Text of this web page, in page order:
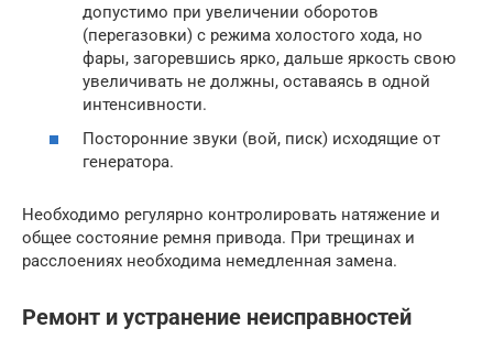
допустимо при увеличении оборотов
(перегазовки) с режима холостого хода, но
фары, загоревшись ярко, дальше яркость свою
увеличивать не должны, оставаясь в одной
интенсивности.
Посторонние звуки (вой, писк) исходящие от
генератора.
Необходимо регулярно контролировать натяжение и
общее состояние ремня привода. При трещинах и
расслоениях необходима немедленная замена.
Ремонт и устранение неисправностей